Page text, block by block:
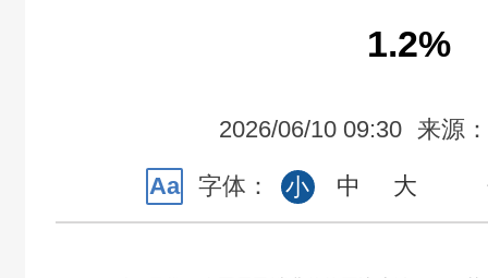
1.2%
2026/06/10 09:30 来源
Aa 字体： 小 中 大